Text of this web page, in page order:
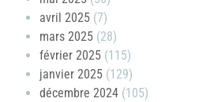
avril 2025 (7)
mars 2025 (28)
février 2025 (115)
janvier 2025 (129)
décembre 2024 (105)